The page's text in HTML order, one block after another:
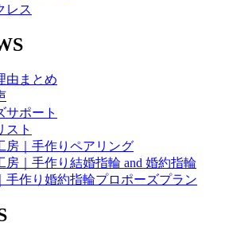
レス
由まとめ
サポート
スト
房｜手作りペアリング
房｜手作り結婚指輪 and 婚約指輪
手作り婚約指輪プロポーズプラン